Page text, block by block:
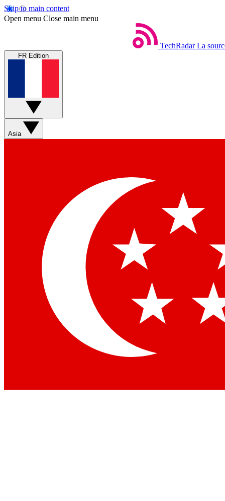
Skip to main content
Open menu Close main menu
TechRadar La
FR Edition
Asia